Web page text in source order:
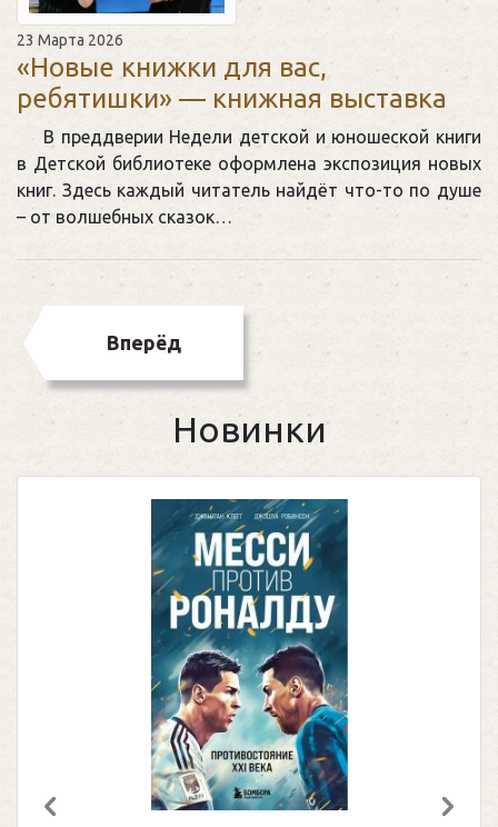
23 Марта 2026
«Новые книжки для вас,
ребятишки» — книжная выставка
В преддверии Недели детской и юношеской книги
в Детской библиотеке оформлена экспозиция новых
книг. Здесь каждый читатель найдёт что-то по душе
– от волшебных сказок…
Вперёд
Новинки